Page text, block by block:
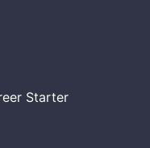
Starter